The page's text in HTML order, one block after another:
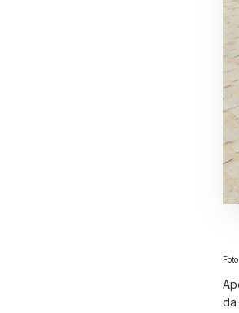
da